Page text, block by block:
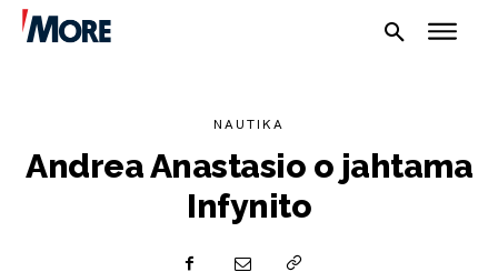
NAUTIKA
Andrea Anastasio o jahtama
Infynito